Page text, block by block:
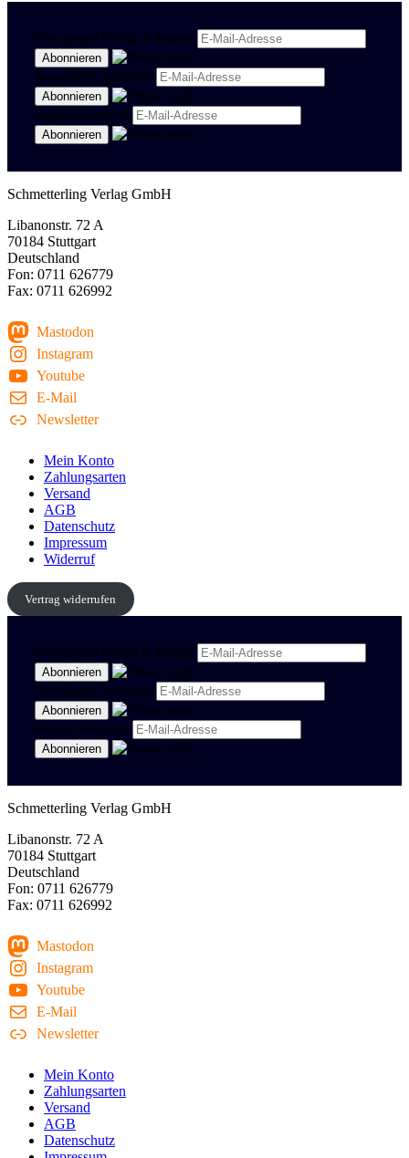
Newsletter Politik & Kultur
Newsletter Spanisch
Region Stuttgart
Schmetterling Verlag GmbH
Libanonstr. 72 A
70184 Stuttgart
Deutschland
Fon: 0711 626779
Fax: 0711 626992
Mastodon
Instagram
Youtube
E-Mail
Newsletter
Mein Konto
Zahlungsarten
Versand
AGB
Datenschutz
Impressum
Widerruf
Vertrag widerrufen
Newsletter Politik & Kultur
Newsletter Spanisch
Region Stuttgart
Schmetterling Verlag GmbH
Libanonstr. 72 A
70184 Stuttgart
Deutschland
Fon: 0711 626779
Fax: 0711 626992
Mastodon
Instagram
Youtube
E-Mail
Newsletter
Mein Konto
Zahlungsarten
Versand
AGB
Datenschutz